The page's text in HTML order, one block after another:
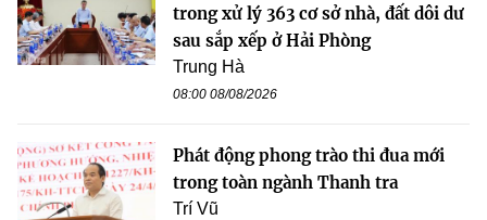
trong xử lý 363 cơ sở nhà, đất dôi dư
sau sắp xếp ở Hải Phòng
Trung Hà
08:00 08/08/2026
Phát động phong trào thi đua mới
trong toàn ngành Thanh tra
Trí Vũ